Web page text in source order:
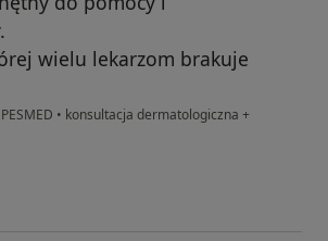
wielu lekarzom brakuje
• konsultacja dermatologiczna +